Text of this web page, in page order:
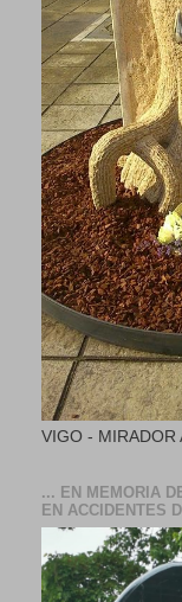
VIGO - MIRADOR
... EN MEMORIA
EN ACCIDENTES